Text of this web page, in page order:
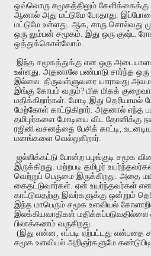
ஒவ்வொரு சமூகத்திலும் கேளிக்கைக்கு
ஆனால் அது மட்டுமே போதாது
மட்டுமே உள்ளது ஆக சாரு சொல்வது
ஒரு லும்பன் சமூகம் இது ஒரு குஷ்ட
ஒத்துக்கொள்வோம்
இந்த சமூகத்துக்கு என ஒரு
உள்ளது அதனாலே பண்பாடு சார்ந்த ஒரு
இல்லை திருவள்ளுவரை யாராவது
இங்கு கோபம் வரும்? மிக மிகக்
மதிக்கிறார்கள் மோடி இது தெரியாமல்
மேற்கோள் காட்டுகிறார் அதனால் எந்த
தமிழர்களை மோடியை விட தோனிக்கு
ரஜினி வசனத்தை பேசிக் காட்டி
மனங்களை வெல்லுகிறார்
ஜல்லிக்கட்டு போன்ற பழங்குடி சமூக
இருக்கிறது மற்றபடி தமிழர்
வெற்றுப் பெருமை இருக்கிறது அதை
கைதட்டுவார்கள் ஏன் உயர்ந்தவர்கள்
காட்டுவதற்கு இவர்களுக்கு ஒன்றும்
இந்த மாபெரும் சமூக உளவியல்
இலக்கியவாதிகள் மதிக்கப்படுவதில்லை
பிலாக்கணம் வருகிறது
(இது என்ன எப்படி ஏற்பட்டது என்பதை
சமூக உளவியல் அறிஞர்களுமே